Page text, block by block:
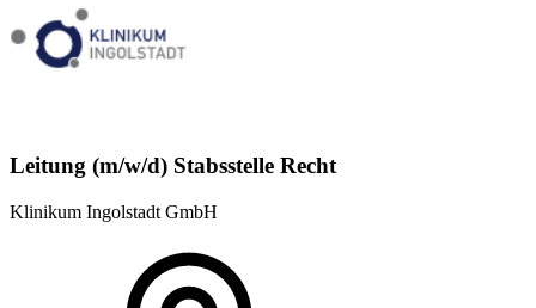
Leitung (m/w/d) Stabsstelle Recht
Klinikum Ingolstadt GmbH